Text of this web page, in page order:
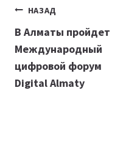
Навигация
по
записям
НАЗАД
В Алматы пройдет
Международный
цифровой форум
Digital Almaty